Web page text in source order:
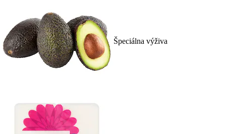
Špeciálna výživa